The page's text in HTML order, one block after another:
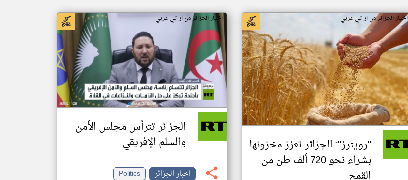
اخبار الجزائر من ار تي عربي
"رويترز": الجزائر تعزز مخزونها
بشراء نحو 720 ألف طن من
القمح
اخبار الجزائر من ار تي عربي
الجزائر تترأس مجلس الأمن
والسلم الإفريقي
اخبار الجزائر
Politics